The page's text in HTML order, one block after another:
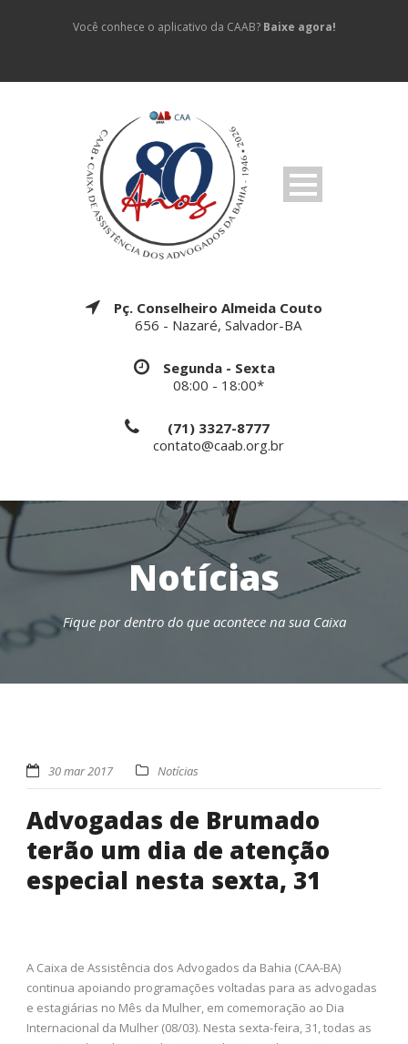
Você conhece o aplicativo da CAAB? Baixe agora!
Pç. Conselheiro Almeida Couto
656 - Nazaré, Salvador-BA
Segunda - Sexta
08:00 - 18:00*
(71) 3327-8777
contato@caab.org.br
Notícias
Fique por dentro do que acontece na sua Caixa
30 mar 2017 Notícias
Advogadas de Brumado
terão um dia de atenção
especial nesta sexta, 31
A Caixa de Assistência dos Advogados da Bahia (CAA-BA)
continua apoiando programações voltadas para as advogadas
e estagiárias no Mês da Mulher, em comemoração ao Dia
Internacional da Mulher (08/03). Nesta sexta-feira, 31, todas as